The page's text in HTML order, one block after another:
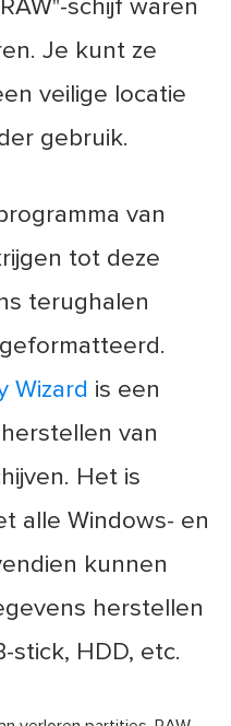
schijf waren
Je kunt ze
veilige locatie
gebruik.
van
tot deze
terughalen
Wizard is een
van
Het is
alle Windows- en
kunnen
herstellen
stick, HDD, etc.